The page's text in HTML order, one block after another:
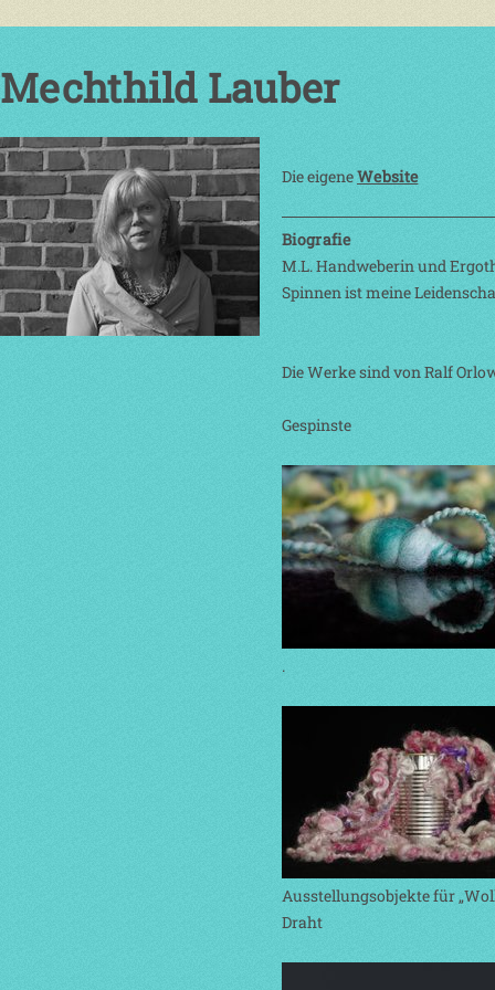
Mechthild Lauber
Die eigeneWebsite
Biografie
M.L. Handweberin und
Spinnen ist meine
Die Werke sind von Ralf
Gespinste
.
Ausstellungsobjekte für
Draht